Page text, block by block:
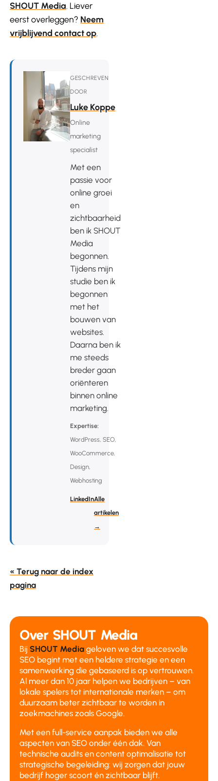
SHOUT Media. Liever
eerst overleggen? Neem
vrijblijvend contact op.
GESCHREVEN
DOOR
Luke Koppe
Online
marketing
specialist
Met een
passie voor
online groei
en
zichtbaarheid
ben ik SHOUT
Media
begonnen.
Tijdens mijn
studie ben ik
begonnen
met het
bouwen van
websites.
Daarna ben ik
me steeds
breder gaan
oriënteren
binnen online
marketing.
Expertise:
WordPress, SEO,
WooCommerce,
Design,
Webhosting
LinkedInAlle
artikelen
→
« Terug naar de index
pagina
Over SHOUT Media
Bij SHOUT Media geloven we dat succesvolle
SEO begint met een heldere strategie en een
samenwerking die gebaseerd is op vertrouwen.
Al meer dan 10 jaar helpen we bedrijven – van
lokale spelers tot internationale merken – om
duurzaam beter zichtbaar te worden in
zoekmachines zoals Google.
Met een full-service aanpak bieden we alle
aspecten van SEO onder één dak. Van
technische audits en content optimalisatie tot
strategische begeleiding: wij zorgen dat jouw
bedrijf hoger scoort én zichtbaar blijft.